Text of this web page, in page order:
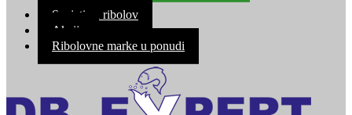
Savjeti za ribolov
Akcija
Ribolovne marke u ponudi